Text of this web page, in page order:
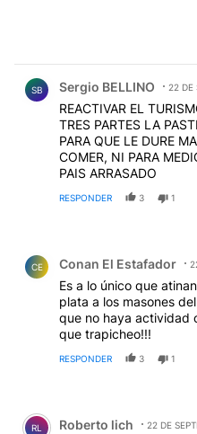
SB Sergio BELLINO 22 DE
REACTIVAR EL
TRES PARTES LA
PARA QUE LE DURE
COMER, NI PARA
PAIS ARRASADO
RESPONDER 3 1
CE Conan El Estafador
Es a lo único que
plata a los masones
que no haya actividad
que trapicheo!!!
RESPONDER 3 1
Comentario de Roberto
RL Roberto lich 22 DE